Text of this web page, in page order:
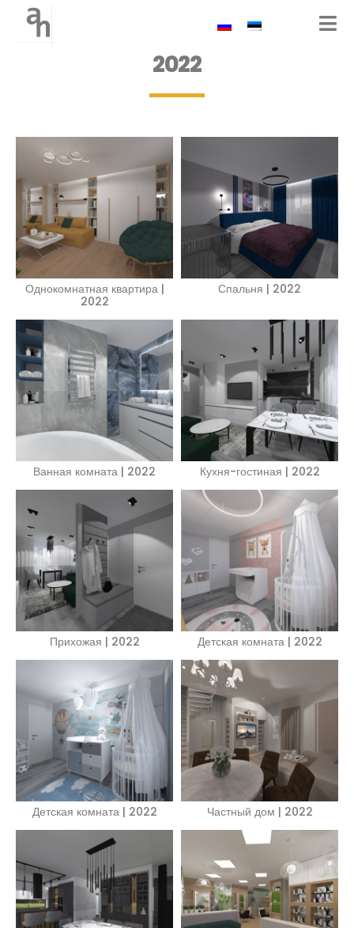
2022
Однокомнатная квартира |
2022
Спальня | 2022
Ванная комната | 2022 Кухня-гостиная | 2022
Прихожая | 2022 Детская комната | 2022
Детская комната | 2022 Частный дом | 2022